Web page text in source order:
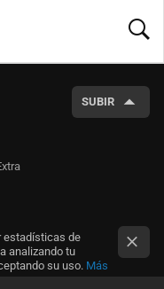
SUBIR
estadísticas de
analizando tu
su uso. Más